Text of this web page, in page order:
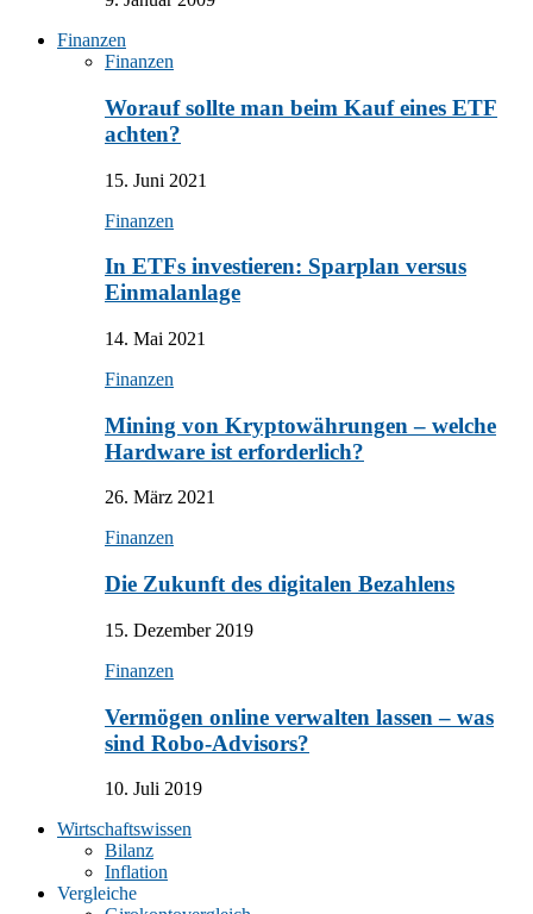
Finanzen
Finanzen
Worauf sollte man beim Kauf eines ETF
achten?
15. Juni 2021
Finanzen
In ETFs investieren: Sparplan versus
Einmalanlage
14. Mai 2021
Finanzen
Mining von Kryptowährungen – welche
Hardware ist erforderlich?
26. März 2021
Finanzen
Die Zukunft des digitalen Bezahlens
15. Dezember 2019
Finanzen
Vermögen online verwalten lassen – was
sind Robo-Advisors?
10. Juli 2019
Wirtschaftswissen
Bilanz
Inflation
Vergleiche